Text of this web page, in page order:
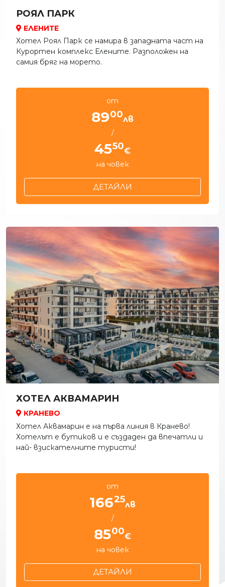
РОЯЛ ПАРК
ЕЛЕНИТЕ
Хотел Роял Парк се намира в западната част на
Курортен комплекс Елените. Разположен на
самия бряг на морето.
от
8900лв
/
4550€
на човек
ДЕТАЙЛИ
ХОТЕЛ АКВАМАРИН
КРАНЕВО
Хотел Аквамарин е на първа линия в Кранево!
Хотелът е бутиков и е създаден да впечатли и
най- взискателните туристи!
от
16625лв
/
8500€
на човек
ДЕТАЙЛИ